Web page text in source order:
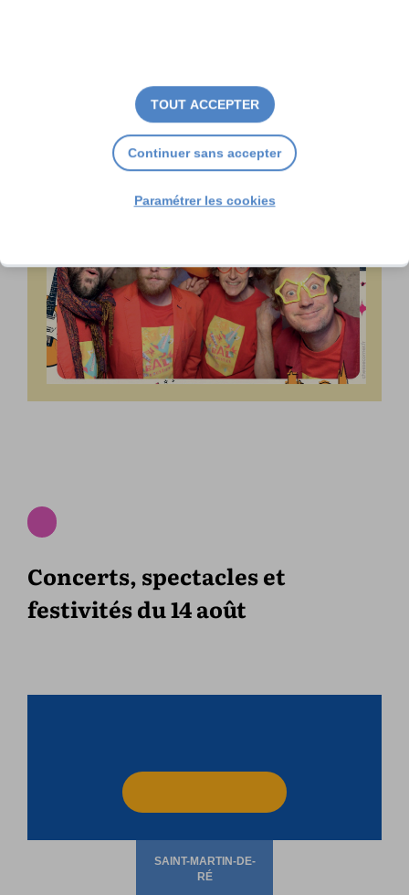
Concerts, spectacles et
festivités du 14 août
TOUT ACCEPTER
Continuer sans accepter
Paramétrer les cookies